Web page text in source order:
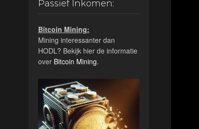
Passief Inkomen:
Bitcoin Mining:
Mining interessanter dan
HODL? Bekijk hier de informatie
over Bitcoin Mining.